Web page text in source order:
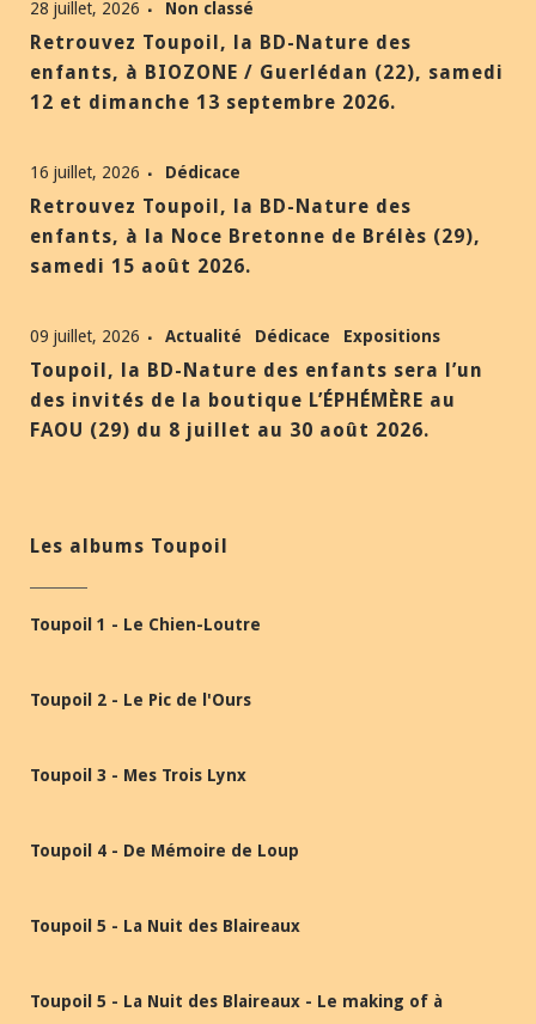
28 juillet, 2026 Non classé
Retrouvez Toupoil, la BD-Nature des
enfants, à BIOZONE / Guerlédan (22), samedi
12 et dimanche 13 septembre 2026.
16 juillet, 2026 Dédicace
Retrouvez Toupoil, la BD-Nature des
enfants, à la Noce Bretonne de Brélès (29),
samedi 15 août 2026.
09 juillet, 2026 Actualité Dédicace Expositions
Toupoil, la BD-Nature des enfants sera l’un
des invités de la boutique L’ÉPHÉMÈRE au
FAOU (29) du 8 juillet au 30 août 2026.
Les albums Toupoil
Toupoil 1 - Le Chien-Loutre
Toupoil 2 - Le Pic de l'Ours
Toupoil 3 - Mes Trois Lynx
Toupoil 4 - De Mémoire de Loup
Toupoil 5 - La Nuit des Blaireaux
Toupoil 5 - La Nuit des Blaireaux - Le making of à